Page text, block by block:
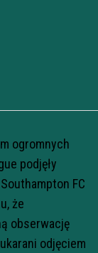
ogromnych
podjęły
FC
że
obserwację
odjęciem